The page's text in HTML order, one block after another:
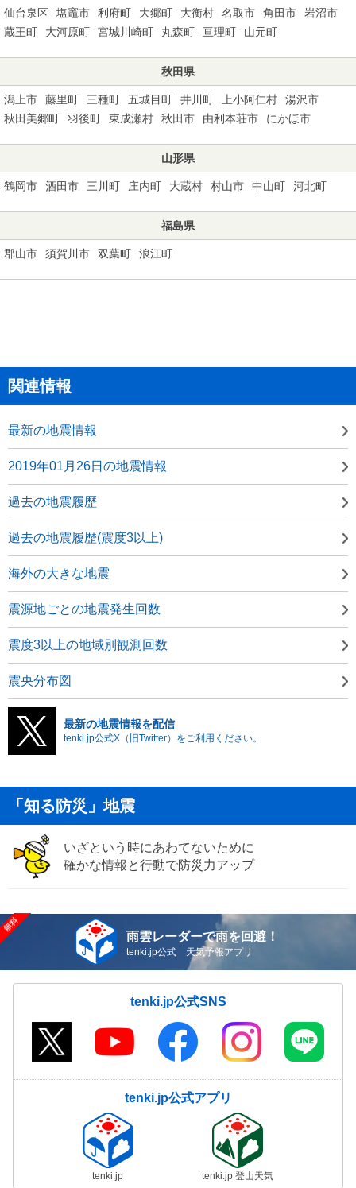
仙台泉区 塩竈市 利府町 大郷町 大衡村 名取市 角田市
岩沼市
蔵王町
大河原町 宮城川崎町 丸森町 亘理町 山元町
秋田県
潟上市 藤里町 三種町 五城目町 井川町 上小阿仁村
湯沢市
秋田美郷町
羽後町 東成瀬村 秋田市 由利本荘市 にかほ市
山形県
鶴岡市 酒田市 三川町 庄内町 大蔵村 村山市 中山町 河北町
福島県
郡山市 須賀川市 双葉町 浪江町
関連情報
最新の地震情報
2019年01月26日の地震情報
過去の地震履歴
過去の地震履歴(震度3以上)
海外の大きな地震
震源地ごとの地震発生回数
震度3以上の地域別観測回数
震央分布図
最新の地震情報を配信
tenki.jp公式X（旧Twitter）をご利用ください。
「知る防災」地震
いざという時にあわてないために
確かな情報と行動で防災力アップ
雨雲レーダーで雨を回避！
tenki.jp公式 天気予報アプリ
tenki.jp公式SNS
tenki.jp公式アプリ
tenki.jp tenki.jp 登山天気